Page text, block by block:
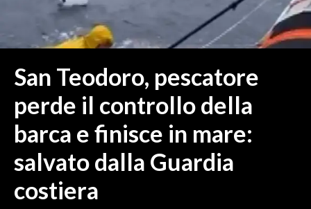
OGLIASTRA
ITALIA
MONDO
POLITICA
ECONOMIA
SERVIZI ALLE IMPRESE
San Teodoro, pescatore
perde il controllo della
barca e finisce in mare:
salvato dalla Guardia
costiera